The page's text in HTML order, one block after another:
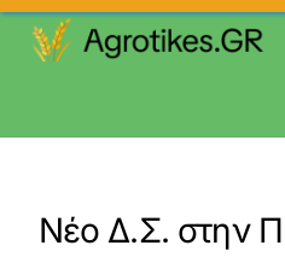
to
content
Νέο Δ.Σ. στην